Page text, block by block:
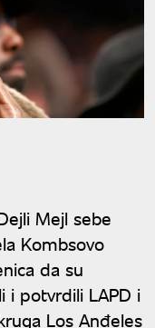
Mejl sebe
Kombsovo
da su
i potvrdili LAPD i
Los Anđeles